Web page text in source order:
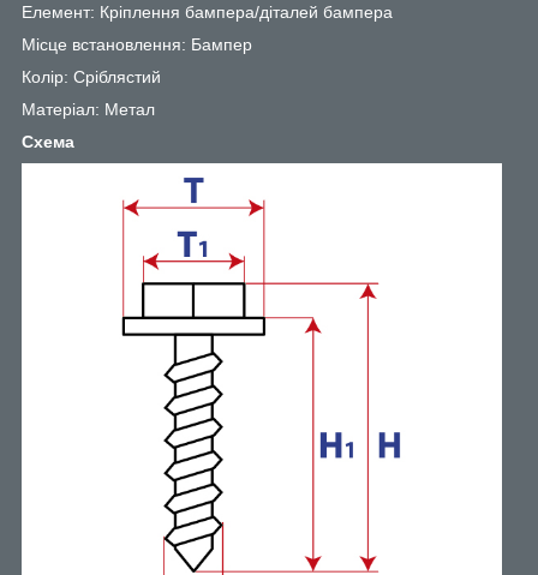
Елемент: Кріплення бампера/діталей бампера
Місце встановлення: Бампер
Колір: Сріблястий
Матеріал: Метал
Схема